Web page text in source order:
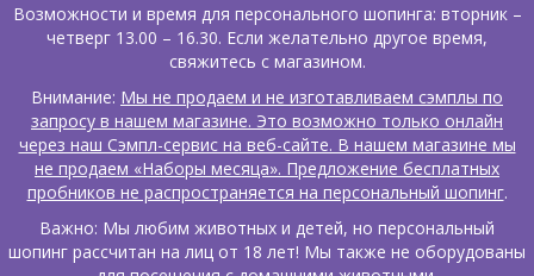
Возможности и время для персонального шопинга: вторник –
четверг 13.00 – 16.30. Если желательно другое время,
свяжитесь с магазином.
Внимание: Мы не продаем и не изготавливаем сэмплы по
запросу в нашем магазине. Это возможно только онлайн
через наш Сэмпл-сервис на веб-сайте. В нашем магазине мы
не продаем «Наборы месяца». Предложение бесплатных
пробников не распространяется на персональный шопинг.
Важно: Мы любим животных и детей, но персональный
шопинг рассчитан на лиц от 18 лет! Мы также не оборудованы